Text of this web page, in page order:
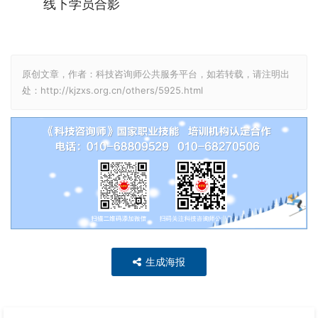
线下学员合影
原创文章，作者：科技咨询师公共服务平台，如若转载，请注明出
处：http://kjzxs.org.cn/others/5925.html
生成海报